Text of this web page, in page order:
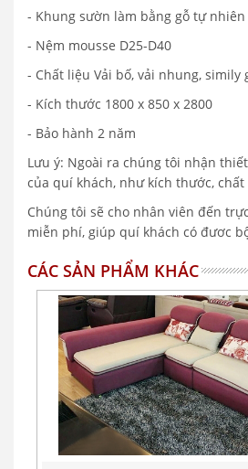
- Khung sườn làm bằng gỗ tự
- Nệm mousse D25-D40
- Chất liệu Vải bố, vải nhung, simily
- Kích thước 1800 x 850 x 2800
- Bảo hành 2 năm
Lưu ý: Ngoài ra chúng tôi nhận
của quí khách, như kích thước, chất
Chúng tôi sẽ cho nhân viên đến
miễn phí, giúp quí khách có đươc
CÁC SẢN PHẨM KHÁC